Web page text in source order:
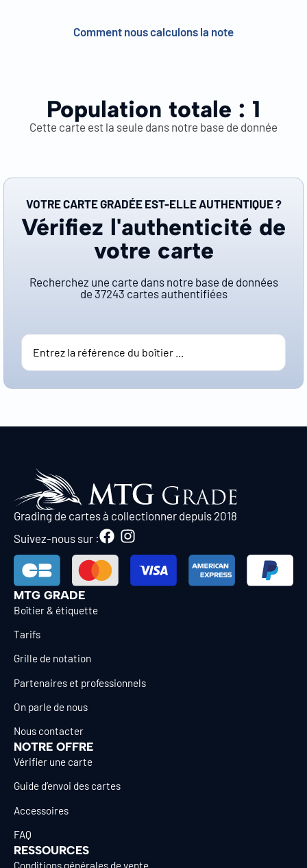
Comment nous calculons la note
Population totale : 1
Cette carte est la seule dans notre base de donnée
VOTRE CARTE GRADÉE EST-ELLE AUTHENTIQUE ?
Vérifiez l'authenticité de
votre carte
Recherchez une carte dans notre base de données
de 37243 cartes authentifiées
Grading de cartes à collectionner depuis 2018
Suivez-nous sur :
MTG GRADE
Boîtier & étiquette
Tarifs
Grille de notation
Partenaires et professionnels
On parle de nous
Nous contacter
NOTRE OFFRE
Vérifier une carte
Guide d’envoi des cartes
Accessoires
FAQ
RESSOURCES
Conditions générales de vente